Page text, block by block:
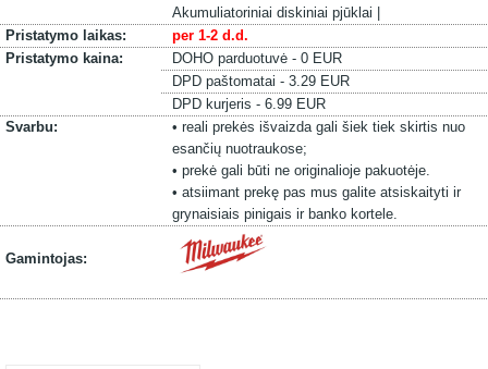
Akumuliatoriniai diskiniai pjūklai |
Pristatymo laikas:
per 1-2 d.d.
Pristatymo kaina:
DOHO parduotuvė - 0 EUR
DPD paštomatai - 3.29 EUR
DPD kurjeris - 6.99 EUR
Svarbu:
• reali prekės išvaizda gali šiek tiek skirtis nuo
esančių nuotraukose;
• prekė gali būti ne originalioje pakuotėje.
• atsiimant prekę pas mus galite atsiskaityti ir
grynaisiais pinigais ir banko kortele.
Gamintojas: